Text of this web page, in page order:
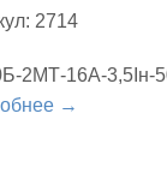
2714
2МТ-16А-3,5Iн-
→